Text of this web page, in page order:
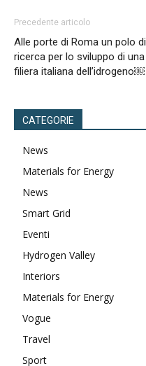
Precedente articolo
Alle porte di Roma un polo di
ricerca per lo sviluppo di una
filiera italiana dell’idrogeno￼
CATEGORIE
News
Materials for Energy
News
Smart Grid
Eventi
Hydrogen Valley
Interiors
Materials for Energy
Vogue
Travel
Sport